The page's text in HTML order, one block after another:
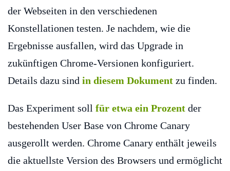
der Webseiten in den verschiedenen
Konstellationen testen. Je nachdem, wie die
Ergebnisse ausfallen, wird das Upgrade in
zukünftigen Chrome-Versionen konfiguriert.
Details dazu sind in diesem Dokument zu finden.
Das Experiment soll für etwa ein Prozent der
bestehenden User Base von Chrome Canary
ausgerollt werden. Chrome Canary enthält jeweils
die aktuellste Version des Browsers und ermöglicht